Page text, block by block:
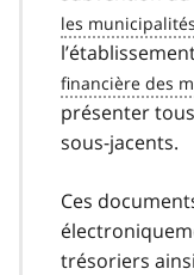
présenter
sous-jacents.
Ces
trésoriers